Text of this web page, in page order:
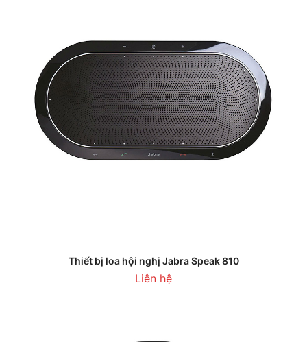
Thiết bị loa hội nghị Jabra Speak 810
Liên hệ